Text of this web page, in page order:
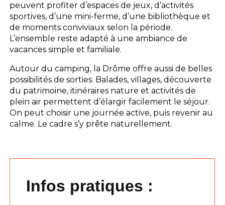
peuvent profiter d’espaces de jeux, d’activités
sportives, d’une mini-ferme, d’une bibliothèque et
de moments conviviaux selon la période.
L’ensemble reste adapté à une ambiance de
vacances simple et familiale.
Autour du camping, la Drôme offre aussi de belles
possibilités de sorties. Balades, villages, découverte
du patrimoine, itinéraires nature et activités de
plein air permettent d’élargir facilement le séjour.
On peut choisir une journée active, puis revenir au
calme. Le cadre s’y prête naturellement.
Infos pratiques :